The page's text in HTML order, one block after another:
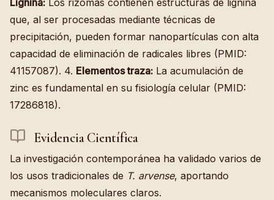
que, al ser procesadas mediante técnicas de
precipitación, pueden formar nanopartículas con alta
capacidad de eliminación de radicales libres (PMID:
41157087). 4. Elementos traza: La acumulación de
zinc es fundamental en su fisiología celular (PMID:
17286818).
Evidencia Científica
La investigación contemporánea ha validado varios de
los usos tradicionales de T. arvense, aportando
mecanismos moleculares claros.